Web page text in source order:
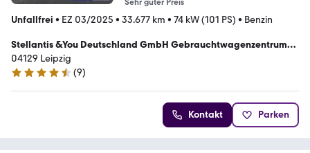
Sehr guter Preis
Unfallfrei • EZ 03/2025 • 33.677 km • 74 kW (101 PS) • Benzin
Stellantis &You Deutschland GmbH Gebrauchtwagenzentrum
Leipzig
04129 Leipzig
4.4 Sterne
(9)
Kontakt Parken